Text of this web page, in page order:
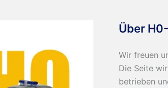
Über
Wir freuen
Die Seite
betrieben